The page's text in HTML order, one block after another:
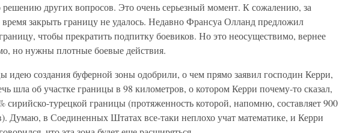
других вопросов. Это очень серьезный момент. К сожалению, за
закрыть границу не удалось. Недавно Франсуа Олланд предложил
чтобы прекратить подпитку боевиков. Но это неосуществимо, вернее
но нужны плотные боевые действия.
идею создания буферной зоны одобрили, о чем прямо заявил господин Керри,
шла об участке границы в 98 километров, о котором Керри почему-то сказал,
сирийско-турецкой границы (протяженность которой, напомню, составляет 900
Думаю, в Соединенных Штатах все-таки неплохо учат математике, и Керри